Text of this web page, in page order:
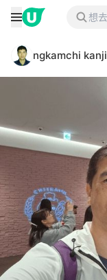
ngkamchi kanji